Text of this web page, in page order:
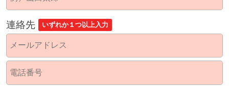
連絡先 いずれか１つ以上入力